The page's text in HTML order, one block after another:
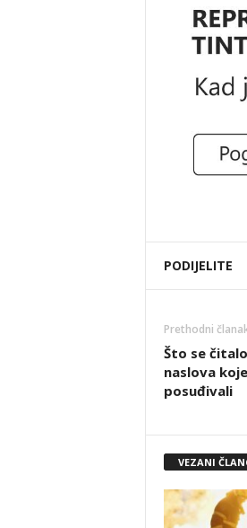
PODIJELITE
Prethodni
Što se
naslova
posuđivali
VEZANI